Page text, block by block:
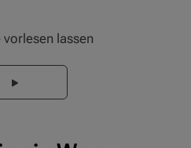
vorlesen lassen